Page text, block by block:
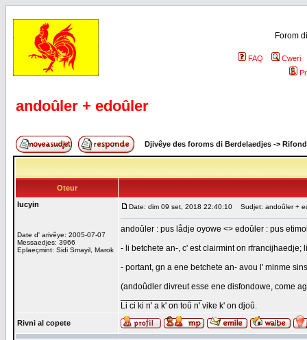
Forom
FAQ
Cweri
andoûler + edoûler
Djivêye des foroms di Berdelaedjes ->
Oteur
lucyin
Date d' arivêye: 2005-07-07
Messaedjes: 3966
Eplaeçmint: Sidi Smayil, Marok
Date: dim 09 set, 2018 22:40:10 Sudjet: andoûler +
andoûler : pus lådje oyowe <> edoûler : pus
- li betchete an-, c' est clairmint on
- portant, gn a ene betchete an- avou l' minme
(andoûdler divreut esse ene disfondowe, come
Li ci ki n' a k' on toû n' vike k' on djoû.
Rivni al copete